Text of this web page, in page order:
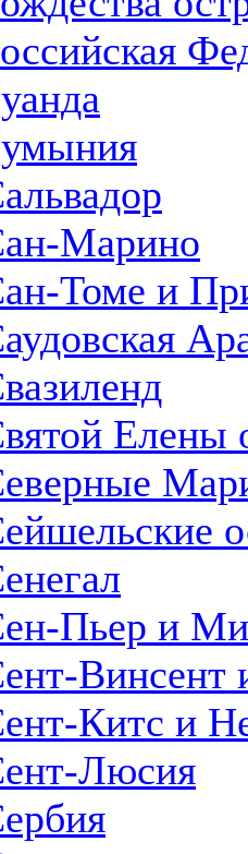
Марино
Томе и
Елены
Пьер и
Винсент
Китс и
Люсия